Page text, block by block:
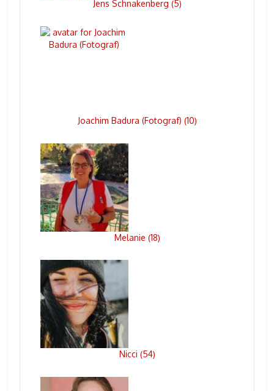
Jens Schnakenberg (5)
Joachim Badura (Fotograf) (10)
Melanie (18)
Nicci (54)